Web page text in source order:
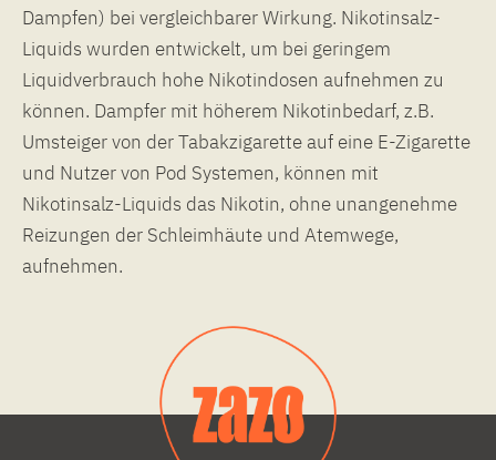
Dampfen) bei vergleichbarer Wirkung. Nikotinsalz-
Liquids wurden entwickelt, um bei geringem
Liquidverbrauch hohe Nikotindosen aufnehmen zu
können. Dampfer mit höherem Nikotinbedarf, z.B.
Umsteiger von der Tabakzigarette auf eine E-Zigarette
und Nutzer von Pod Systemen, können mit
Nikotinsalz-Liquids das Nikotin, ohne unangenehme
Reizungen der Schleimhäute und Atemwege,
aufnehmen.